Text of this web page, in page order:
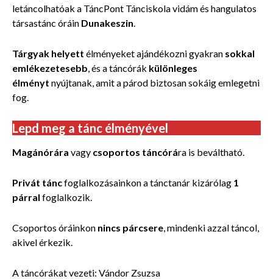
letáncolhatóak a TáncPont Tánciskolavidám és hangulatos
társastánc óráin Dunakeszin
Tárgyak helyett élményeket ajándékozni gyakran sokkal
emlékezetesebb , és a táncórák különleges
élményt nyújtanak, amit a párod biztosan sokáig emlegetni
fog.
Lepd meg a tánc élményével
Magánórára vagy csoportos táncórára is beváltható.
Privát táncfoglalkozásainkon a tánctanár kizárólag 1
párral foglalkozik.
Csoportos óráinkon nincs párcsere , mindenki azzal táncol,
akivel érkezik.
A táncórákat vezeti: Vándor Zsuzsa